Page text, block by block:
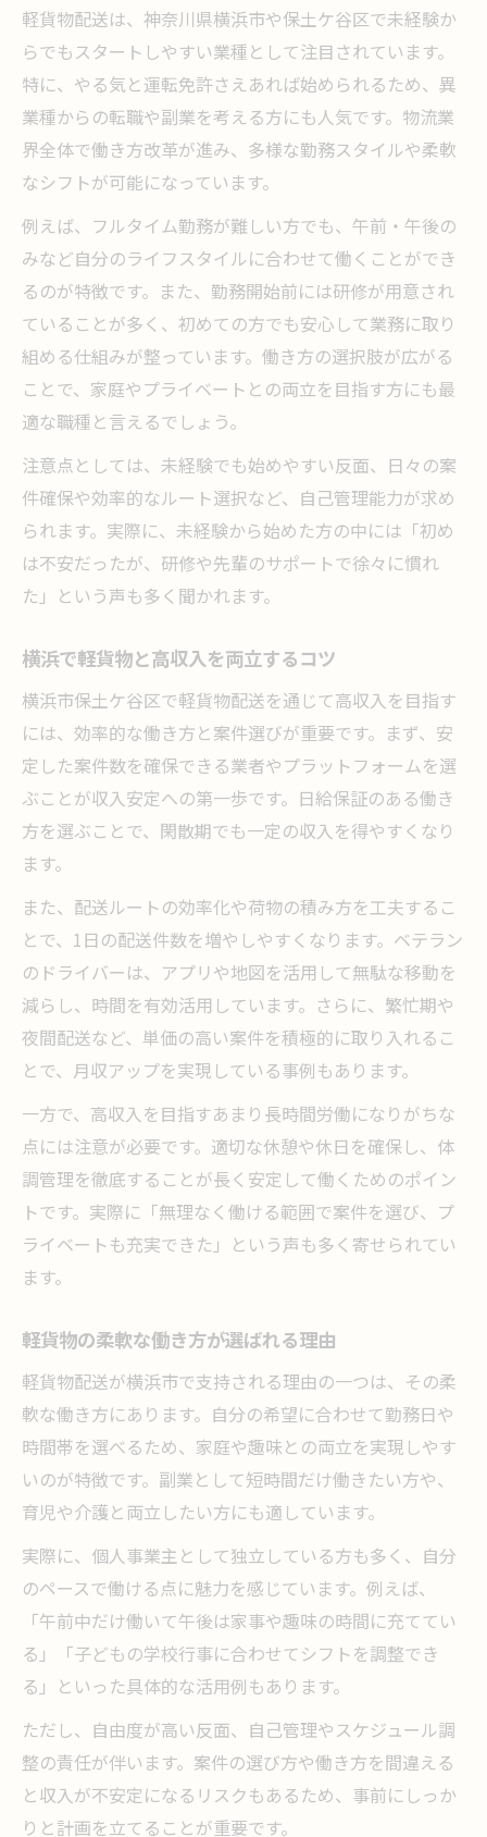
働き方改革で変わる軽貨物の収入モデル
軽貨物でキャリアアップと高年収実現
横浜で選ぶあなたに合った軽貨物キャリア
軽貨物で自分に合うキャリアを横浜で探す
横浜で未経験から始める軽貨物キャリア
軽貨物の転職戦略と横浜での成功例
効率良く働ける軽貨物という選択肢
軽貨物で効率的な働き方を横浜で実践
横浜の軽貨物が実現する時短ワーク術
軽貨物でプライベートと仕事の両立を目指
す
横浜で叶う軽貨物の効率的な働き方改革
軽貨物の仕事効率化で充実生活を実現
プライベート充実へ導く軽貨物活用術
軽貨物でプライベート時間を増やす方法
横浜の軽貨物が叶える自由な働き方
横浜で軽貨物を活かした生活設計のすすめ
軽貨物で趣味や家庭との両立を実現
軽貨物を通じて横浜で年収アップ実現
軽貨物で横浜の年収水準を上回る秘訣
軽貨物で安定した高収入への転職成功例
横浜の軽貨物で叶う理想の年収アップ
軽貨物と横浜で目指す高収入の実現方法
軽貨物配送は、神奈川県横浜市や保土ケ谷区で未経験か
らでもスタートしやすい業種として注目されています。
特に、やる気と運転免許さえあれば始められるため、異
業種からの転職や副業を考える方にも人気です。物流業
界全体で働き方改革が進み、多様な勤務スタイルや柔軟
なシフトが可能になっています。
例えば、フルタイム勤務が難しい方でも、午前・午後の
みなど自分のライフスタイルに合わせて働くことができ
るのが特徴です。また、勤務開始前には研修が用意され
ていることが多く、初めての方でも安心して業務に取り
組める仕組みが整っています。働き方の選択肢が広がる
ことで、家庭やプライベートとの両立を目指す方にも最
適な職種と言えるでしょう。
注意点としては、未経験でも始めやすい反面、日々の案
件確保や効率的なルート選択など、自己管理能力が求め
られます。実際に、未経験から始めた方の中には「初め
は不安だったが、研修や先輩のサポートで徐々に慣れ
た」という声も多く聞かれます。
横浜で軽貨物と高収入を両立するコツ
横浜市保土ケ谷区で軽貨物配送を通じて高収入を目指す
には、効率的な働き方と案件選びが重要です。まず、安
定した案件数を確保できる業者やプラットフォームを選
ぶことが収入安定への第一歩です。日給保証のある働き
方を選ぶことで、閑散期でも一定の収入を得やすくなり
ます。
また、配送ルートの効率化や荷物の積み方を工夫するこ
とで、1日の配送件数を増やしやすくなります。ベテラン
のドライバーは、アプリや地図を活用して無駄な移動を
減らし、時間を有効活用しています。さらに、繁忙期や
夜間配送など、単価の高い案件を積極的に取り入れるこ
とで、月収アップを実現している事例もあります。
一方で、高収入を目指すあまり長時間労働になりがちな
点には注意が必要です。適切な休憩や休日を確保し、体
調管理を徹底することが長く安定して働くためのポイン
トです。実際に「無理なく働ける範囲で案件を選び、プ
ライベートも充実できた」という声も多く寄せられてい
ます。
軽貨物の柔軟な働き方が選ばれる理由
軽貨物配送が横浜市で支持される理由の一つは、その柔
軟な働き方にあります。自分の希望に合わせて勤務日や
時間帯を選べるため、家庭や趣味との両立を実現しやす
いのが特徴です。副業として短時間だけ働きたい方や、
育児や介護と両立したい方にも適しています。
実際に、個人事業主として独立している方も多く、自分
のペースで働ける点に魅力を感じています。例えば、
「午前中だけ働いて午後は家事や趣味の時間に充ててい
る」「子どもの学校行事に合わせてシフトを調整でき
る」といった具体的な活用例もあります。
ただし、自由度が高い反面、自己管理やスケジュール調
整の責任が伴います。案件の選び方や働き方を間違える
と収入が不安定になるリスクもあるため、事前にしっか
りと計画を立てることが重要です。